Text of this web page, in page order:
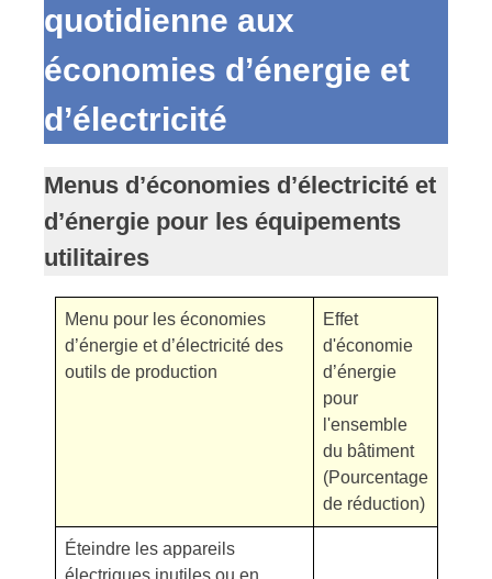
quotidienne aux
économies d’énergie et
d’électricité
Menus d’économies d’électricité et
d’énergie pour les équipements
utilitaires
Menu pour les économies
d’énergie et d’électricité des
outils de production
Effet
d'économie
d’énergie
pour
l'ensemble
du bâtiment
(Pourcentage
de réduction)
Éteindre les appareils
électriques inutiles ou en